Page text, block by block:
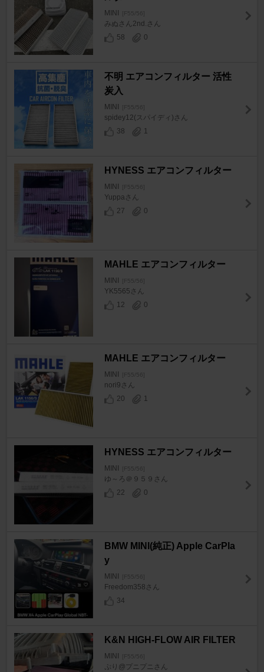
MINI [F55/56]
みぬさん2nd.さん
58
0
不明 エアコンフィルター 活性
炭入
MINI [F55/56]
spidey12(スパイディ)さん
38
1
HYNESS エアコンフィルター
MINI [F55/56]
Yuppaさん
27
0
MAHLE エアコンフィルター
MINI [F55/56]
YK5565さん
12
0
MAHLE エアコンフィルター
MINI [F55/56]
nori9さん
20
1
HYNESS エアコンフィルター
MINI [F55/56]
ゆ～ろ＠９５９さん
22
0
BMW MINI(純正) Apple CarPla
y
MINI [F55/56]
Freedom358さん
34
K&N HIGH-FLOW AIR FILTER
MINI [F55/56]
ぷり@プニプニさん